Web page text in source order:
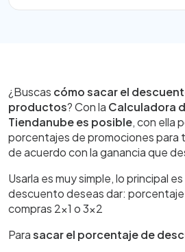
¿Buscas cómo sacar el
productos? Con la Calculadora
Tiendanube es posible, con ella
porcentajes de promociones para
de acuerdo con la ganancia que
Usarla es muy simple, lo principal
descuento deseas dar:
compras 2x1 o 3x2
Parasacar el porcentaje de